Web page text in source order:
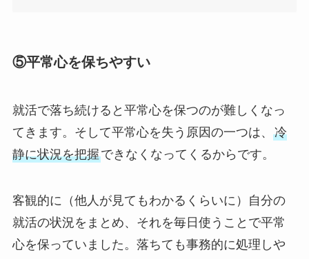
⑤平常心を保ちやすい
就活で落ち続けると平常心を保つのが難しくなっ
てきます。そして平常心を失う原因の一つは、 冷
静に状況を把握できなくなってくるからです。
客観的に（他人が見てもわかるくらいに）自分の
就活の状況をまとめ、それを毎日使うことで平常
心を保っていました。落ちても事務的に処理しや